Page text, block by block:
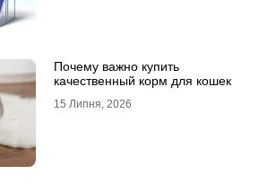
Почему важно купить
качественный корм для кошек
15 Липня, 2026